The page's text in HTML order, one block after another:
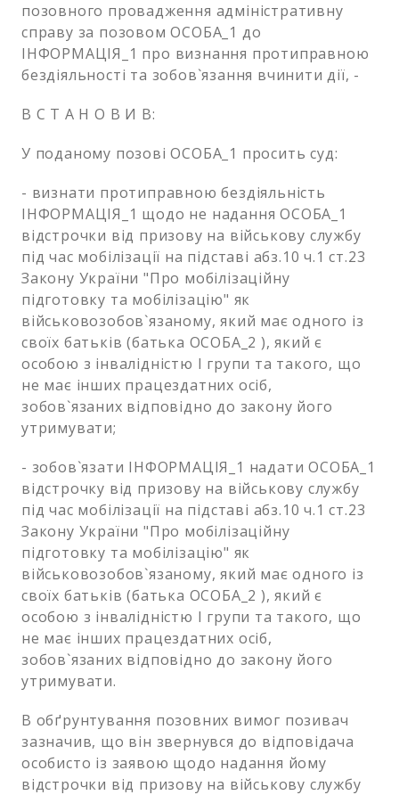
позовного провадження адміністративну
справу за позовом ОСОБА_1 до
ІНФОРМАЦІЯ_1 про визнання протиправною
бездіяльності та зобов`язання вчинити дії, -
В С Т А Н О В И В:
У поданому позові ОСОБА_1 просить суд:
- визнати протиправною бездіяльність
ІНФОРМАЦІЯ_1 щодо не надання ОСОБА_1
відстрочки від призову на військову службу
під час мобілізації на підставі абз.10 ч.1 ст.23
Закону України "Про мобілізаційну
підготовку та мобілізацію" як
військовозобов`язаному, який має одного із
своїх батьків (батька ОСОБА_2 ), який є
особою з інвалідністю І групи та такого, що
не має інших працездатних осіб,
зобов`язаних відповідно до закону його
утримувати;
- зобов`язати ІНФОРМАЦІЯ_1 надати ОСОБА_1
відстрочку від призову на військову службу
під час мобілізації на підставі абз.10 ч.1 ст.23
Закону України "Про мобілізаційну
підготовку та мобілізацію" як
військовозобов`язаному, який має одного із
своїх батьків (батька ОСОБА_2 ), який є
особою з інвалідністю І групи та такого, що
не має інших працездатних осіб,
зобов`язаних відповідно до закону його
утримувати.
В обґрунтування позовних вимог позивач
зазначив, що він звернувся до відповідача
особисто із заявою щодо надання йому
відстрочки від призову на військову службу